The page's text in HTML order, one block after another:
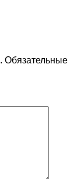
Обязательные